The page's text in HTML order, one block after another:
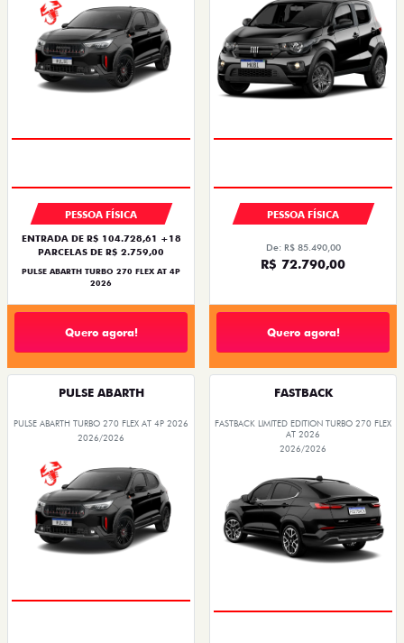
PESSOA FÍSICA
ENTRADA DE R$ 104.728,61 +18
PARCELAS DE R$ 2.759,00
PULSE ABARTH TURBO 270 FLEX AT 4P
2026
Quero agora!
PESSOA FÍSICA
De: R$ 85.490,00
R$ 72.790,00
Quero agora!
PULSE ABARTH
PULSE ABARTH TURBO 270 FLEX AT 4P 2026
2026/2026
FASTBACK
FASTBACK LIMITED EDITION TURBO 270 FLEX
AT 2026
2026/2026